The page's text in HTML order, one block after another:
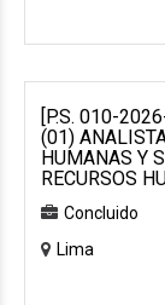
[P.S. 010-
(01)
HUMANAS Y
RECURSOS
Concluido
Lima